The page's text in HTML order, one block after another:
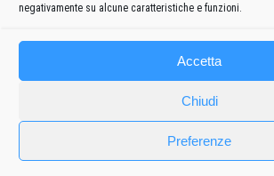
negativamente su alcune caratteristiche e funzioni.
Accetta
Chiudi
Preferenze
elaborati i dati derivati dai commenti.